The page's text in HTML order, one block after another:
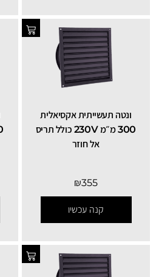
ונטה תעשייתית אקסיאלית
300 מ״מ 230V כולל תריס
אל חוזר
₪355
קנה עכשיו